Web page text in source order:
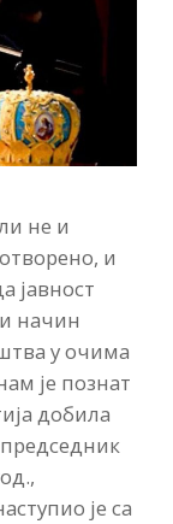
не и
и
јавност
начин
у очима
је познат
добила
је са